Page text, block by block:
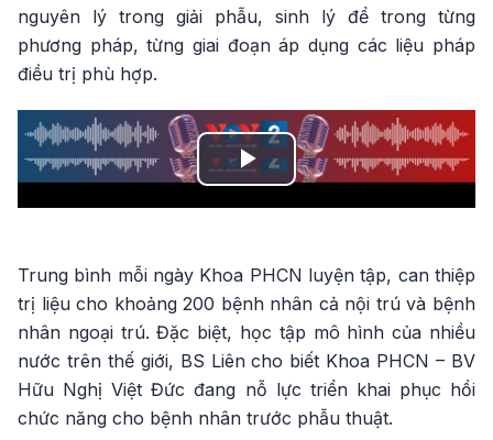
nguyên lý trong giải phẫu, sinh lý để trong từng
phương pháp, từng giai đoạn áp dụng các liệu pháp
điều trị phù hợp.
Play
Trung bình mỗi ngày Khoa PHCN luyện tập, can thiệp
trị liệu cho khoảng 200 bệnh nhân cả nội trú và bệnh
nhân ngoại trú. Đặc biệt, học tập mô hình của nhiều
nước trên thế giới, BS Liên cho biết Khoa PHCN – BV
Hữu Nghị Việt Đức đang nỗ lực triển khai phục hồi
chức năng cho bệnh nhân trước phẫu thuật.